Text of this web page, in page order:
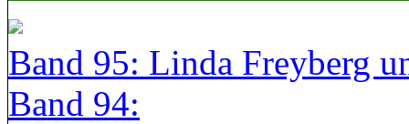
Band 95: Linda Freyberg
Band 94: